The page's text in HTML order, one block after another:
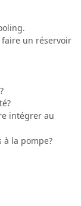
un réservoir
intégrer au
à la pompe?